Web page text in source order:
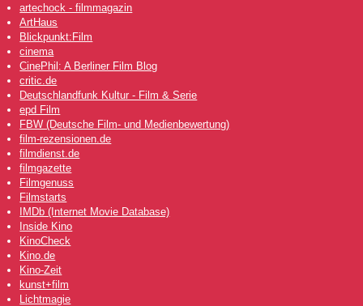
artechock - filmmagazin
ArtHaus
Blickpunkt:Film
cinema
CinePhil: A Berliner Film Blog
critic.de
Deutschlandfunk Kultur - Film & Serie
epd Film
FBW (Deutsche Film- und Medienbewertung)
film-rezensionen.de
filmdienst.de
filmgazette
Filmgenuss
Filmstarts
IMDb (Internet Movie Database)
Inside Kino
KinoCheck
Kino.de
Kino-Zeit
kunst+film
Lichtmagie